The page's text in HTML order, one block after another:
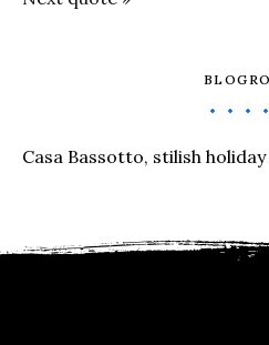
Casa Bassotto, stilish